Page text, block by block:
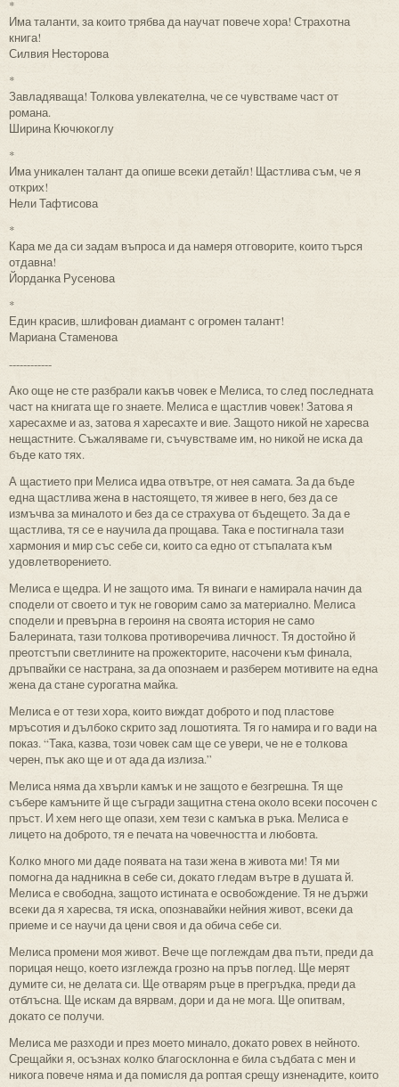
*
Има таланти, за които трябва да научат повече хора! Страхотна
книга!
Силвия Несторова
*
Завладяваща! Толкова увлекателна, че се чувстваме част от
романа.
Ширина Кючюкоглу
*
Има уникален талант да опише всеки детайл! Щастлива съм, че я
открих!
Нели Тафтисова
*
Кара ме да си задам въпроса и да намеря отговорите, които търся
отдавна!
Йорданка Русенова
*
Един красив, шлифован диамант с огромен талант!
Мариана Стаменова
------------
Ако още не сте разбрали какъв човек е Мелиса, то след последната
част на книгата ще го знаете. Мелиса е щастлив човек! Затова я
харесахме и аз, затова я харесахте и вие. Защото никой не харесва
нещастните. Съжаляваме ги, съчувстваме им, но никой не иска да
бъде като тях.
А щастието при Мелиса идва отвътре, от нея самата. За да бъде
една щастлива жена в настоящето, тя живее в него, без да се
измъчва за миналото и без да се страхува от бъдещето. За да е
щастлива, тя се е научила да прощава. Така е постигнала тази
хармония и мир със себе си, които са едно от стъпалата към
удовлетворението.
Мелиса е щедра. И не защото има. Тя винаги е намирала начин да
сподели от своето и тук не говорим само за материално. Мелиса
сподели и превърна в героиня на своята история не само
Балерината, тази толкова противоречива личност. Тя достойно й
преотстъпи светлините на прожекторите, насочени към финала,
дръпвайки се настрана, за да опознаем и разберем мотивите на една
жена да стане сурогатна майка.
Мелиса е от тези хора, които виждат доброто и под пластове
мръсотия и дълбоко скрито зад лошотията. Тя го намира и го вади на
показ. “Така, казва, този човек сам ще се увери, че не е толкова
черен, пък ако ще и от ада да излиза.”
Мелиса няма да хвърли камък и не защото е безгрешна. Тя ще
събере камъните й ще съгради защитна стена около всеки посочен с
пръст. И хем него ще опази, хем тези с камъка в ръка. Мелиса е
лицето на доброто, тя е печата на човечността и любовта.
Колко много ми даде появата на тази жена в живота ми! Тя ми
помогна да надникна в себе си, докато гледам вътре в душата й.
Мелиса е свободна, защото истината е освобождение. Тя не държи
всеки да я харесва, тя иска, опознавайки нейния живот, всеки да
приеме и се научи да цени своя и да обича себе си.
Мелиса промени моя живот. Вече ще поглеждам два пъти, преди да
порицая нещо, което изглежда грозно на пръв поглед. Ще мерят
думите си, не делата си. Ще отварям ръце в прегръдка, преди да
отблъсна. Ще искам да вярвам, дори и да не мога. Ще опитвам,
докато се получи.
Мелиса ме разходи и през моето минало, докато ровех в нейното.
Срещайки я, осъзнах колко благосклонна е била съдбата с мен и
никога повече няма и да помисля да роптая срещу изненадите, които